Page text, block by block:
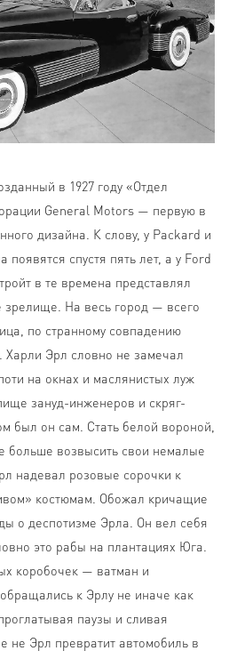
в 1927 году «Отдел
General Motors — первую в
дизайна. К слову, у Packard и
появятся спустя пять лет, а у Ford
в те времена представлял
зрелище. На весь город — всего
по странному совпадению
Эрл словно не замечал
на окнах и маслянистых луж
зануд-инженеров и скряг-
был он сам. Стать белой вороной,
больше возвысить свои немалые
надевал розовые сорочки к
костюмам. Обожал кричащие
о деспотизме Эрла. Он вел себя
это рабы на плантациях Юга.
коробочек — ватман и
к Эрлу не иначе как
паузы и сливая
не Эрл превратит автомобиль в